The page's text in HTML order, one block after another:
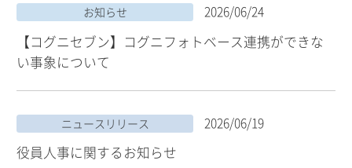
お知らせ 2026/06/24
【コグニセブン】コグニフォトベース連携ができな
い事象について
ニュースリリース 2026/06/19
役員人事に関するお知らせ